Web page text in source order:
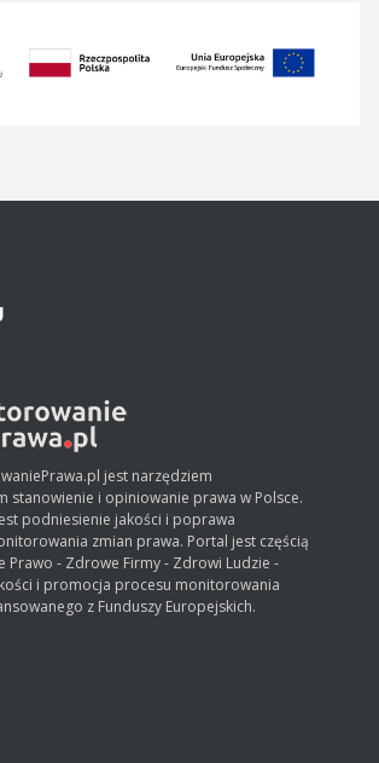
jest narzędziem
stanowienie i opiniowanie prawa w Polsce.
podniesienie jakości i poprawa
zmian prawa. Portal jest częścią
Prawo - Zdrowe Firmy - Zdrowi Ludzie -
i promocja procesu monitorowania
z Funduszy Europejskich.